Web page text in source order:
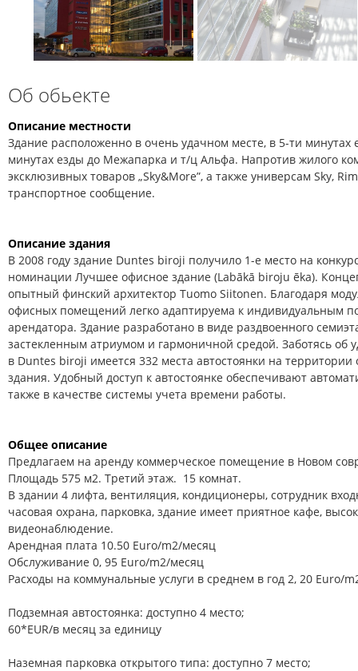
Об обьекте
Описание местности
Здание расположенно в очень удачном месте, в 5-ти минутах
минутах езды до Межапарка и т/ц Альфа. Напротив жилого
эксклюзивных товаров „Sky&More”, а также универсам Sky,
транспортное сообщение.
Описание здания
В 2008 году здание Duntes biroji получило 1-е место на
номинации Лучшее офисное здание (Labākā biroju ēka).
опытный финский архитектор Tuomo Siitonen. Благодаря
офисных помещений легко адаптируема к индивидуальным
арендатора. Здание разработано в виде раздвоенного
застекленным атриумом и гармоничной средой. Заботясь об
в Duntes biroji имеется 332 места автостоянки на
здания. Удобный доступ к автостоянке обеспечивают
также в качестве системы учета времени работы.
Общее описание
Предлагаем на аренду коммерческое помещение в Новом
Площадь 575 м2. Третий этаж. 15 комнат.
В здании 4 лифта, вентиляция, кондиционеры, сотрудник
часовая охрана, парковка, здание имеет приятное кафе,
видеонаблюдение.
Арендная плата 10.50 Euro/m2/месяц
Обслуживание 0, 95 Euro/m2/месяц
Расходы на коммунальные услуги в среднем в год 2, 20 Euro/
Подземная автостоянка: доступно 4 место;
60*EUR/в месяц за единицу
Hаземная парковка oткрытого типа: доступно 7 место;